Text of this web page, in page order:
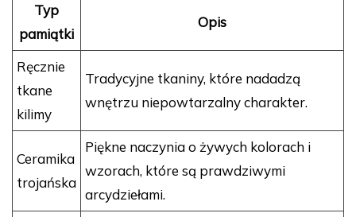
Typ
pamiątki
Opis
Ręcznie
tkane
kilimy
Tradycyjne tkaniny, które nadadzą
wnętrzu niepowtarzalny charakter.
Ceramika
trojańska
Piękne naczynia o żywych kolorach i
wzorach, które są prawdziwymi
arcydziełami.